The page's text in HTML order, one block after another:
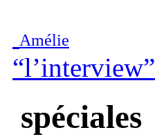
Amélie
“l’interview”
spéciales